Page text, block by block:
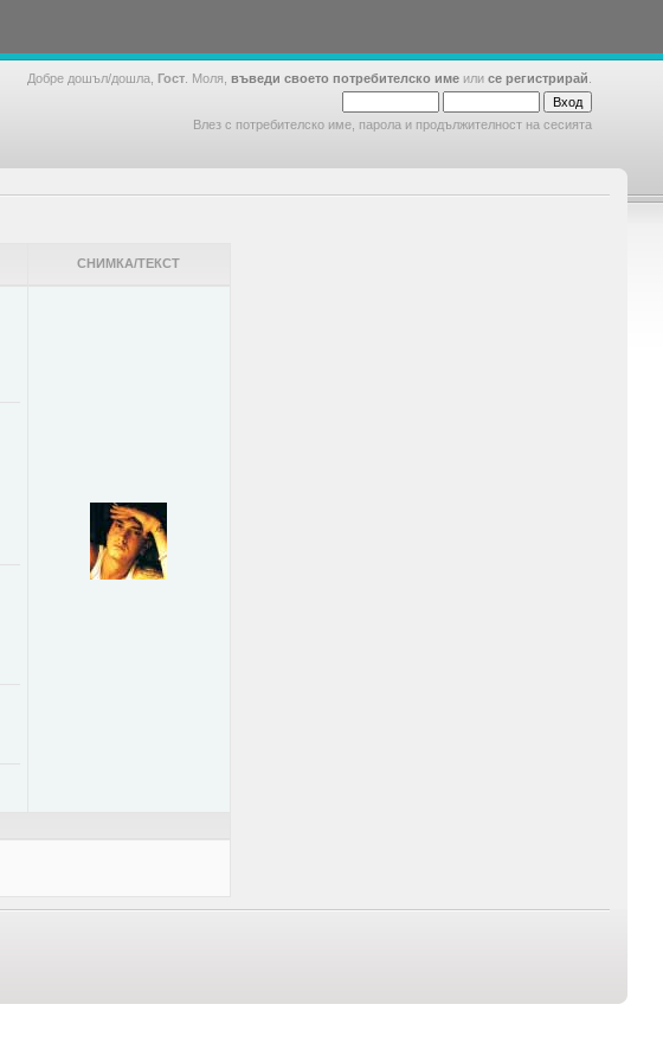
Добре дошъл/дошла, Гост . Моля, въведи своето потребителско име или се регистрирай
Влез с потребителско име, парола и продължителност на сесията
СНИМКА/ТЕКСТ